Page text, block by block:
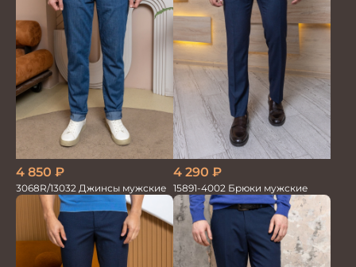
4 850 ₽
3068R/13032 Джинсы мужские
4 290 ₽
15891-4002 Брюки мужские